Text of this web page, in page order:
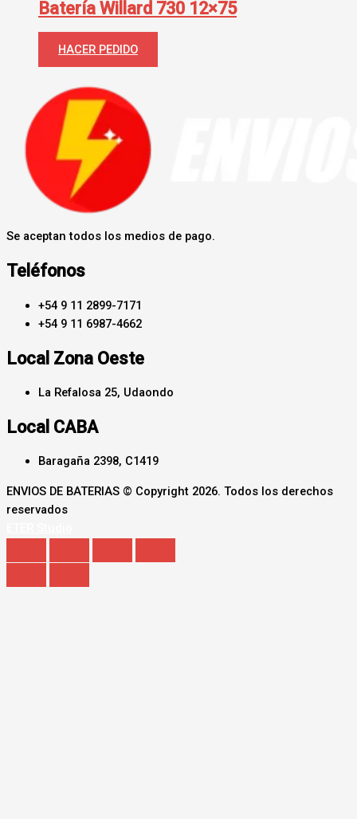
Batería Willard 730 12×75
HACER PEDIDO
Se aceptan todos los medios de pago.
Teléfonos
+54 9 11 2899-7171
+54 9 11 6987-4662
Local Zona Oeste
La Refalosa 25, Udaondo
Local CABA
Baragaña 2398, C1419
ENVIOS DE BATERIAS © Copyright 2026. Todos los derechos
reservados